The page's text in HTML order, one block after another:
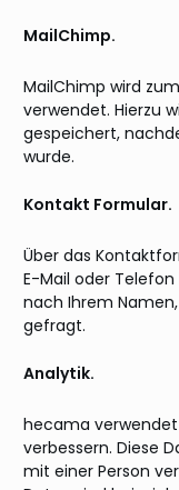
MailChimp.
MailChimp wird
verwendet. Hierzu
gespeichert,
wurde.
Kontakt Formular.
Über das
E-Mail oder
nach Ihrem
gefragt.
Analytik.
hecama
verbessern. Diese
mit einer Person